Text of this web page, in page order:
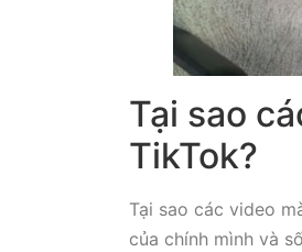
Tại sao
TikTok?
Tại sao các video
của chính mình và